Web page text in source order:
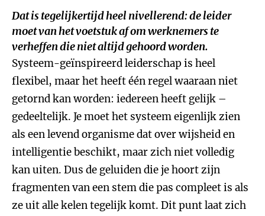
Dat is tegelijkertijd heel nivellerend: de leider
moet van het voetstuk af om werknemers te
verheffen die niet altijd gehoord worden.
Systeem-geïnspireerd leiderschap is heel
flexibel, maar het heeft één regel waaraan niet
getornd kan worden: iedereen heeft gelijk –
gedeeltelijk. Je moet het systeem eigenlijk zien
als een levend organisme dat over wijsheid en
intelligentie beschikt, maar zich niet volledig
kan uiten. Dus de geluiden die je hoort zijn
fragmenten van een stem die pas compleet is als
ze uit alle kelen tegelijk komt. Dit punt laat zich